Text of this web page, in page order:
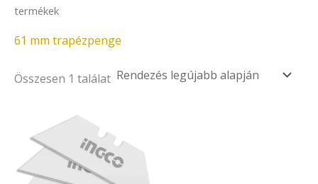
termékek
61 mm trapézpenge
Összesen 1 találat